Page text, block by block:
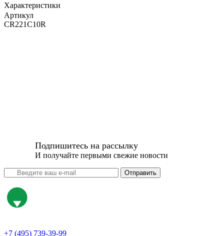
Характеристики
Артикул
CR221C10R
Подпишитесь на рассылку
И получайте первыми свежие новости
Отправить
+7 (495) 739-39-99